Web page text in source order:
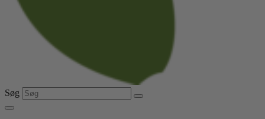
Søg